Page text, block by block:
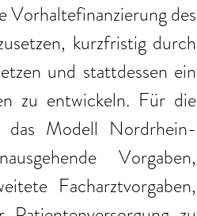
Vorhaltefinanzierung des
kurzfristig durch
und stattdessen ein
zu entwickeln. Für die
das Modell Nordrhein-
Vorgaben,
Facharztvorgaben,